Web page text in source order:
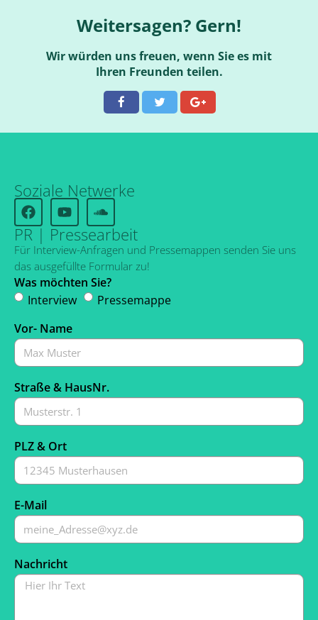
Weitersagen? Gern!
Wir würden uns freuen, wenn Sie es mit
Ihren Freunden teilen.
Soziale Netwerke
PR | Pressearbeit
Für Interview-Anfragen und Pressemappen senden Sie uns
das ausgefüllte Formular zu!
Was möchten Sie?
Interview
Pressemappe
Vor- Name
Straße & HausNr.
PLZ & Ort
E-Mail
Nachricht